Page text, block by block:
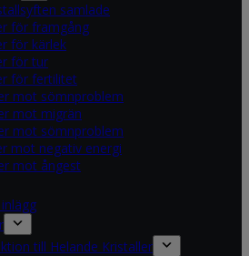
samlade
för framgång
för kärlek
för tur
för fertilitet
mot sömnproblem
mot migrän
mot sömnproblem
mot negativ energi
mot ångest
till Helande Kristaller